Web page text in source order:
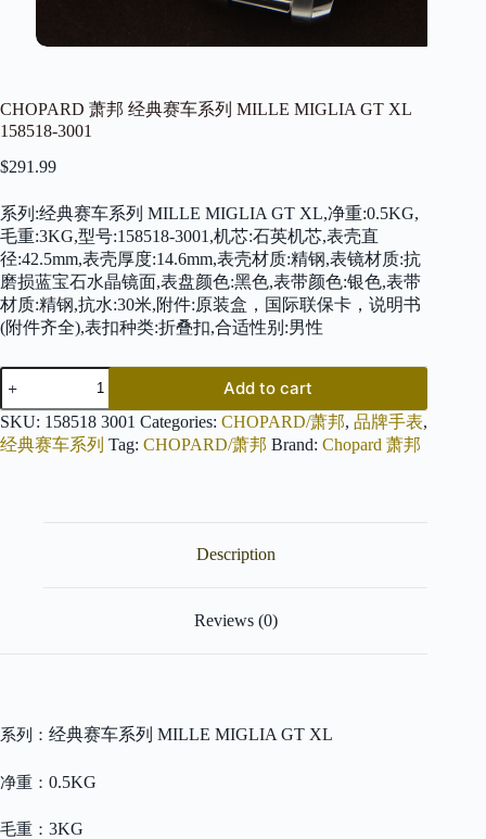
CHOPARD 萧邦 经典赛车系列 MILLE MIGLIA GT XL
158518-3001
$291.99
系列:经典赛车系列 MILLE MIGLIA GT XL,净重:0.5KG,
毛重:3KG,型号:158518-3001,机芯:石英机芯,表壳直
径:42.5mm,表壳厚度:14.6mm,表壳材质:精钢,表镜材质:抗
磨损蓝宝石水晶镜面,表盘颜色:黑色,表带颜色:银色,表带
材质:精钢,抗水:30米,附件:原装盒，国际联保卡，说明书
(附件齐全),表扣种类:折叠扣,合适性别:男性
CHOPARD
萧
邦
经
典
3001
Add to cart
SKU: 158518 3001 Categories: CHOPARD/萧邦, 品牌手表,
经典赛车系列 Tag: CHOPARD/萧邦 Brand: Chopard 萧邦
Description
Reviews (0)
系列： 经典赛车系列 MILLE MIGLIA GT XL
净重： 0.5KG
毛重： 3KG